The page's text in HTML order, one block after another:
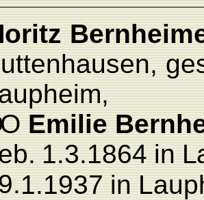
O Emilie
1.3.1864 in L
1.1937 in L